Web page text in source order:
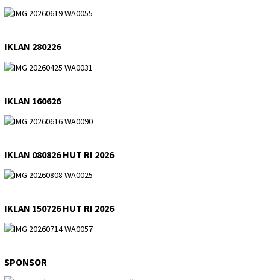
IKLAN 280226
IKLAN 160626
IKLAN 080826 HUT RI 2026
IKLAN 150726 HUT RI 2026
SPONSOR